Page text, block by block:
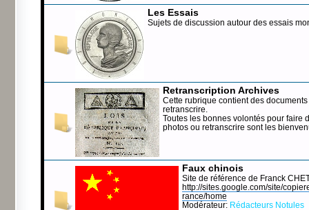
Les Essais
Sujets de discussion autour des essais
Retranscription Archives
Cette rubrique contient des
retranscrire.
Toutes les bonnes volontés pour faire
photos ou retranscrire sont les
Faux chinois
Site de référence de Franck
http://sites.google.com/site/
rance/home
Modérateur: Rédacteurs Notules